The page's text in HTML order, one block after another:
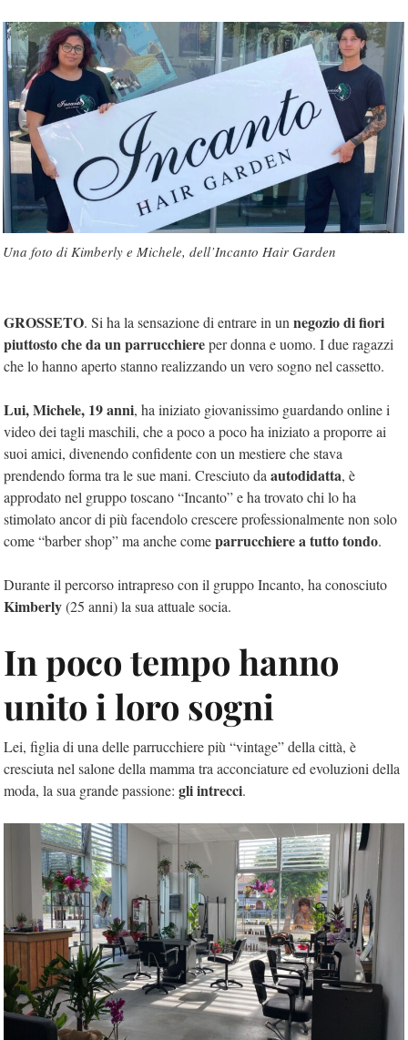
Una foto di Kimberly e Michele, dell’Incanto Hair Garden
GROSSETO. Si ha la sensazione di entrare in un negozio di fiori
piuttosto che da un parrucchiereper donna e uomo. I due ragazzi
che lo hanno aperto stanno realizzando un vero sogno nel cassetto.
Lui, Michele, 19 anni, ha iniziato giovanissimo guardando online i
video dei tagli maschili, che a poco a poco ha iniziato a proporre ai
suoi amici, divenendo confidente con un mestiere che stava
prendendo forma tra le sue mani. Cresciuto da autodidatta, è
approdato nel gruppo toscano “Incanto” e ha trovato chi lo ha
stimolato ancor di più facendolo crescere professionalmente non solo
come “barber shop” ma anche comeparrucchiere a tutto tondo.
Durante il percorso intrapreso con il gruppo Incanto, ha conosciuto
Kimberly(25 anni) la sua attuale socia.
In poco tempo hanno
unito i loro sogni
Lei, figlia di una delle parrucchiere più “vintage” della città, è
cresciuta nel salone della mamma tra acconciature ed evoluzioni della
moda, la sua grande passione: gli intrecci.